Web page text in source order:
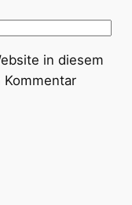
in diesem